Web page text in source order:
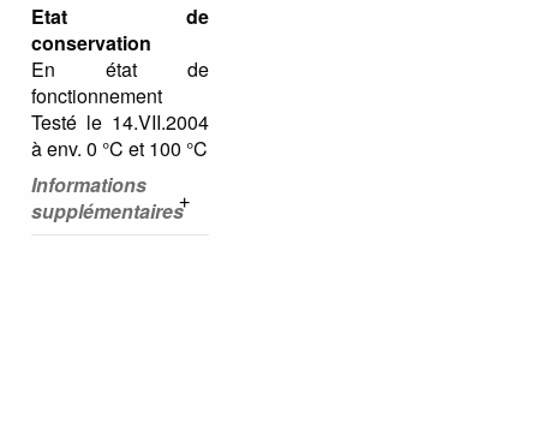
Etat de
conservation
En état de
fonctionnement
Testé le 14.VII.2004
à env. 0 °C et 100 °C
Informations
supplémentaires